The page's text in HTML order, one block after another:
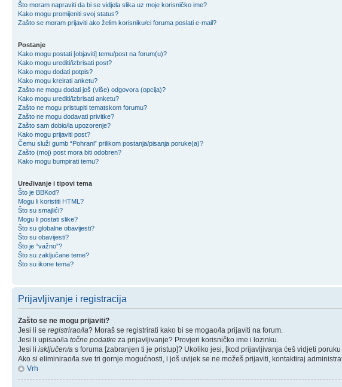
Što moram napraviti da bi se vidjela slika uz moje korisničko ime?
Kako mogu promijeniti svoj status?
Zašto se moram prijaviti ako želim korisniku/ci foruma poslati e-mail?
Postanje
Kako mogu postati [objaviti] temu/post na forum(u)?
Kako mogu urediti/izbrisati post?
Kako mogu dodati potpis?
Kako mogu kreirati anketu?
Zašto ne mogu dodati još (više) odgovora (opcija)?
Kako mogu urediti/izbrisati anketu?
Zašto ne mogu pristupiti tematskom forumu?
Zašto ne mogu dodavati privitke?
Zašto sam dobio/la upozorenje?
Kako mogu prijaviti post?
Čemu služi gumb “Pohrani” prilikom postanja/pisanja poruke(a)?
Zašto (moj) post mora biti odobren?
Kako mogu bumpirati temu?
Uređivanje i tipovi tema
Što je BBKod?
Mogu li koristiti HTML?
Što su smajlići?
Mogu li postati slike?
Što su globalne obavijesti?
Što su obavijesti?
Što je “važno”?
Što su zaključane teme?
Što su ikone tema?
Prijavljivanje i registracija
Zašto se ne mogu prijaviti?
Jesi li se registrirao/la? Moraš se registrirati kako bi se mogao/la prijaviti na forum.
Jesi li upisao/la točne podatke za prijavljivanje? Provjeri korisničko ime i lozinku.
Jesi li isključen/a s foruma [zabranjen ti je pristup]? Ukoliko jesi, [kod prijavljivanja ćeš vidjeti
Ako si eliminirao/la sve tri gornje mogućnosti, i još uvijek se ne možeš prijaviti, kontaktiraj
Vrh